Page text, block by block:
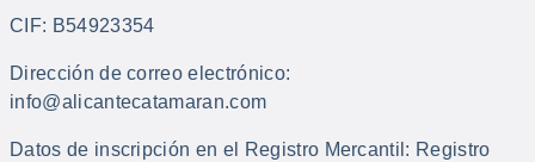
CIF: B54923354
Dirección de correo electrónico:
info@alicantecatamaran.com
Datos de inscripción en el Registro Mercantil: Registro